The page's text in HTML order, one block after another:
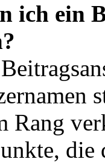
ich ein
Rang
die